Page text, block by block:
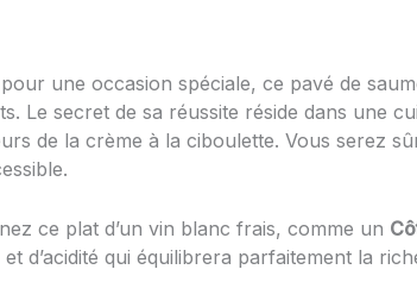
une occasion spéciale, ce pavé de
Le secret de sa réussite réside dans une
de la crème à la ciboulette. Vous serez
ce plat d’un vin blanc frais, comme un
d’acidité qui équilibrera parfaitement la